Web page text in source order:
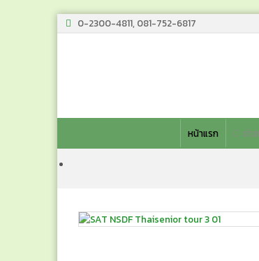
0-2300-4811, 081-752-6817
หน้าแรก ข่า